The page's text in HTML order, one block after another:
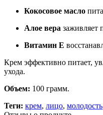
Кокосовое масло
Алое вера заживляет
Витамин Е
Крем эффективно питает,
ухода.
Объем: 100 грамм.
Теги: крем, лицо, молодость